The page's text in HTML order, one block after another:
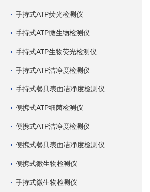
手持式ATP荧光检测仪
手持式ATP微生物检测仪
手持式ATP生物荧光检测仪
手持式ATP洁净度检测仪
手持式餐具表面洁净度检测仪
便携式ATP细菌检测仪
便携式ATP洁净度检测仪
便携式餐具表面洁净度检测仪
便携式微生物检测仪
手持式微生物检测仪